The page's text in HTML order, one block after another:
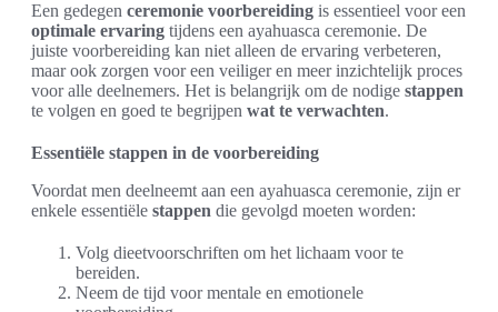
Een gedegen ceremonie voorbereiding is essentieel voor een
optimale ervaring tijdens een ayahuasca ceremonie. De
juiste voorbereiding kan niet alleen de ervaring verbeteren,
maar ook zorgen voor een veiliger en meer inzichtelijk proces
voor alle deelnemers. Het is belangrijk om de nodige stappen
te volgen en goed te begrijpen wat te verwachten.
Essentiële stappen in de voorbereiding
Voordat men deelneemt aan een ayahuasca ceremonie, zijn er
enkele essentiële stappen die gevolgd moeten worden:
Volg dieetvoorschriften om het lichaam voor te
bereiden.
Neem de tijd voor mentale en emotionele